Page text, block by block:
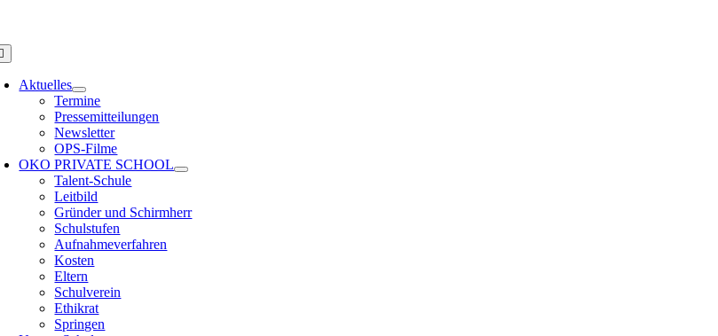
Aktuelles
Termine
Pressemitteilungen
Newsletter
OPS-Filme
OKO PRIVATE SCHOOL
Talent-Schule
Leitbild
Gründer und Schirmherr
Schulstufen
Aufnahmeverfahren
Kosten
Eltern
Schulverein
Ethikrat
Springen